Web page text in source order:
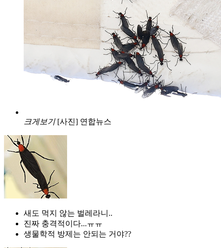
크게보기 [사진] 연합뉴스
새도 먹지 않는 벌레라니..
진짜 충격적이다...ㅠㅠ
생물학적 방제는 안되는 거야??